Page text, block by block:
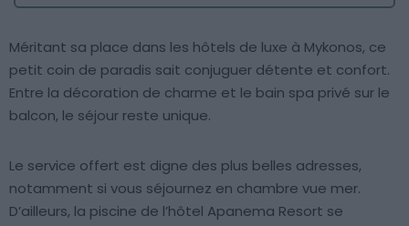
Méritant sa place dans les hôtels de luxe à Mykonos, ce
petit coin de paradis sait conjuguer détente et confort.
Entre la décoration de charme et le bain spa privé sur le
balcon, le séjour reste unique.
Le service offert est digne des plus belles adresses,
notamment si vous séjournez en chambre vue mer.
D’ailleurs, la piscine de l’hôtel Apanema Resort se